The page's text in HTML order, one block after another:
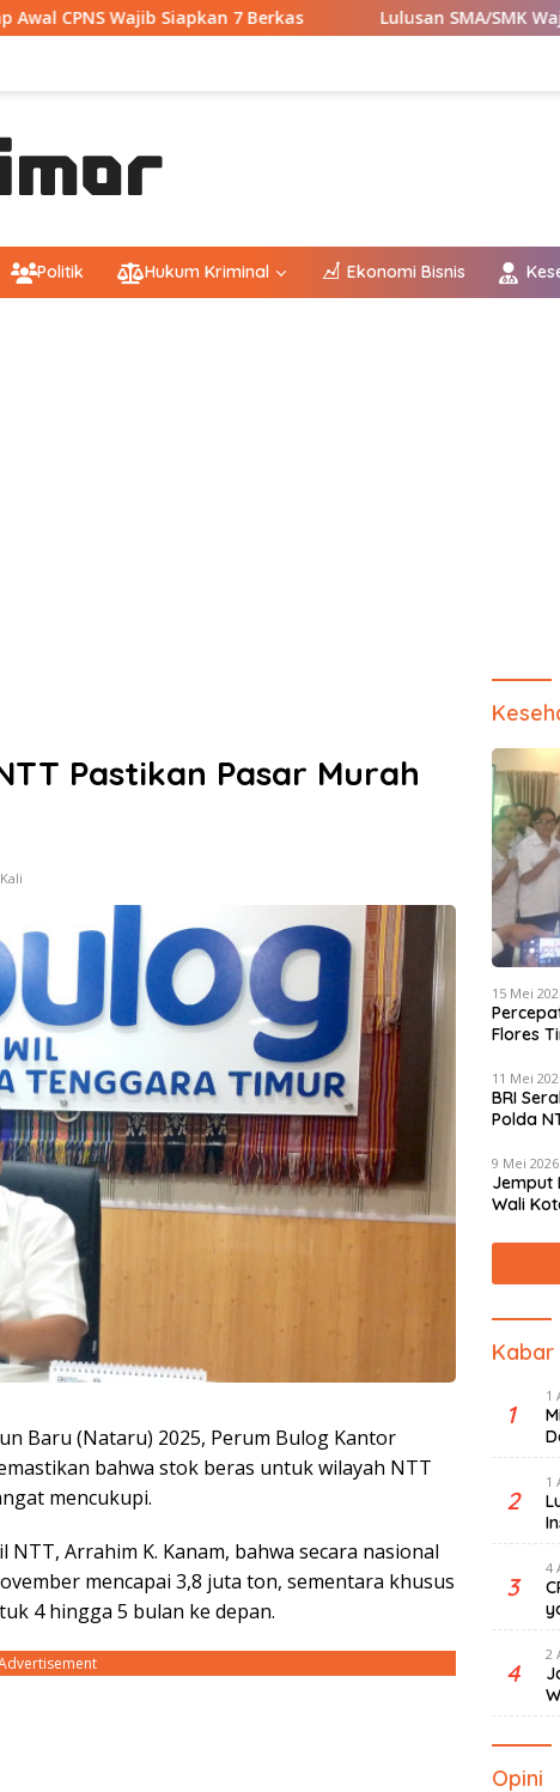
7 Berkas Lulusan SMA/SMK Wajib Tahu! Ini 9
Politik Hukum Kriminal Ekonomi Bisnis
Pastikan Pasar Murah
Baru (Nataru) 2025, Perum Bulog Kantor
bahwa stok beras untuk wilayah NTT
mencukupi.
Arrahim K. Kanam, bahwa secara nasional
mencapai 3,8 juta ton, sementara khusus
4 hingga 5 bulan ke depan.
15 Mei
Flores
11 Mei
BRI
Polda
9 Mei 2026
Jemput
Wali
Kabar
1
1
2
1
3
4
4
2
Opini